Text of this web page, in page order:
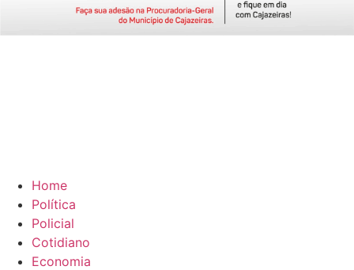
Home
Política
Policial
Cotidiano
Economia